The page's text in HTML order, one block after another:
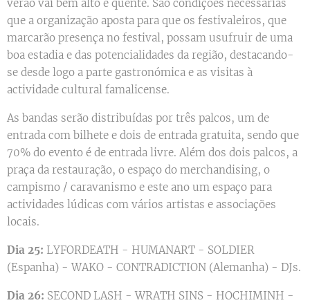
verão vai bem alto e quente. São condições necessárias
que a organização aposta para que os festivaleiros, que
marcarão presença no festival, possam usufruir de uma
boa estadia e das potencialidades da região, destacando-
se desde logo a parte gastronómica e as visitas à
actividade cultural famalicense.
As bandas serão distribuídas por três palcos, um de
entrada com bilhete e dois de entrada gratuita, sendo que
70% do evento é de entrada livre. Além dos dois palcos, a
praça da restauração, o espaço do merchandising, o
campismo / caravanismo e este ano um espaço para
actividades lúdicas com vários artistas e associações
locais.
Dia 25: LYFORDEATH - HUMANART - SOLDIER
(Espanha) - WAKO - CONTRADICTION (Alemanha) - DJs.
Dia 26: SECOND LASH - WRATH SINS - HOCHIMINH -